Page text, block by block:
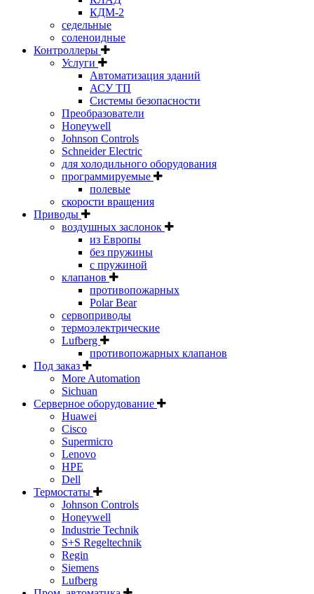
КДМ-2
седельные
соленоидные
Контроллеры
Услуги
Автоматизация зданий
АСУ ТП
Системы безопасности
Преобразователи
Honeywell
Johnson Controls
Schneider Electric
для холодильного оборудования
программируемые
полевые
скорости вращения
Приводы
воздушных заслонок
из Европы
без пружины
с пружиной
клапанов
противопожарных
Polar Bear
сервоприводы
термоэлектрические
Lufberg
противопожарных клапанов
Под заказ
More Automation
Sichuan
Серверное оборудование
Huawei
Cisco
Supermicro
Lenovo
HPE
Dell
Термостаты
Johnson Controls
Honeywell
Industrie Technik
S+S Regeltechnik
Regin
Siemens
Lufberg